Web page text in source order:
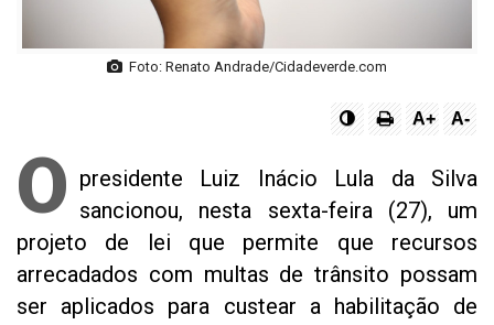
Foto: Renato Andrade/Cidadeverde.com
A+ A-
O presidente Luiz Inácio Lula da Silva
sancionou, nesta sexta-feira (27), um
projeto de lei que permite que recursos
arrecadados com multas de trânsito possam
ser aplicados para custear a habilitação de